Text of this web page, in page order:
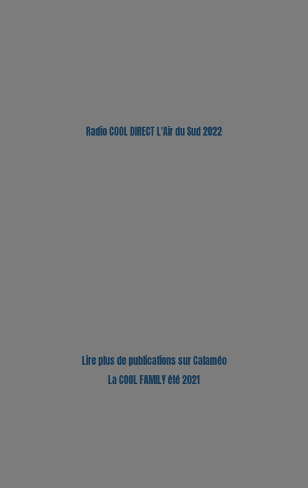
Radio COOL DIRECT L'Air du Sud 2022
Lire plus de publications sur Calaméo
La COOL FAMILY été 2021